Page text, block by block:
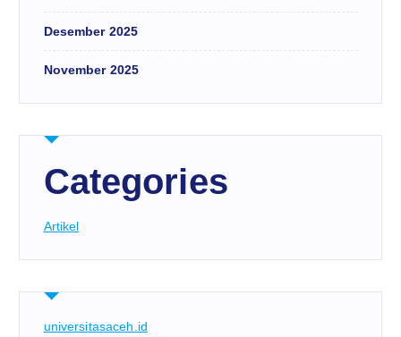
Desember 2025
November 2025
Categories
Artikel
universitasaceh.id